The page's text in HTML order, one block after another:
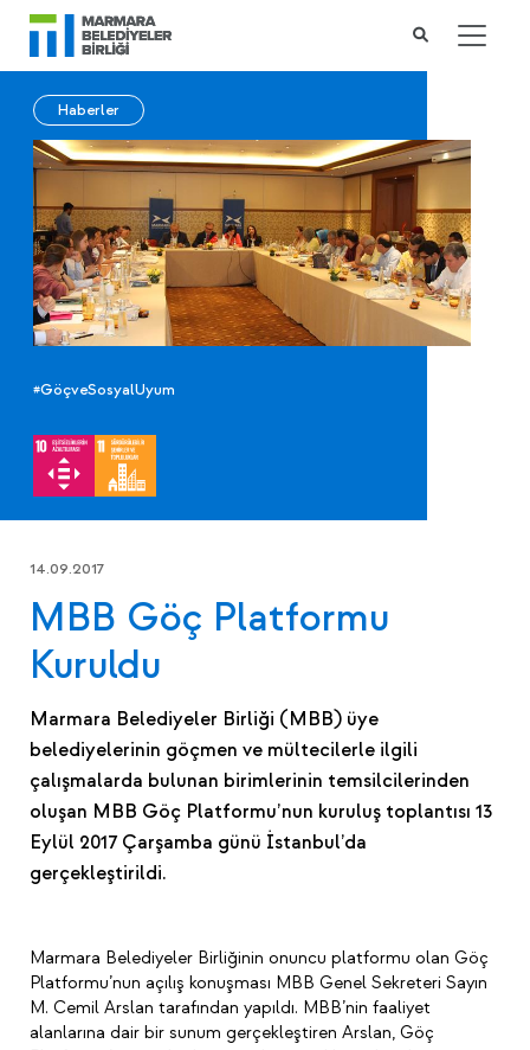
Haberler
#GöçveSosyalUyum
14.09.2017
MBB Göç Platformu
Kuruldu
Marmara Belediyeler Birliği (MBB) üye
belediyelerinin göçmen ve mültecilerle ilgili
çalışmalarda bulunan birimlerinin temsilcilerinden
oluşan MBB Göç Platformu’nun kuruluş toplantısı 13
Eylül 2017 Çarşamba günü İstanbul’da
gerçekleştirildi.
Marmara Belediyeler Birliğinin onuncu platformu olan Göç
Platformu’nun açılış konuşması MBB Genel Sekreteri Sayın
M. Cemil Arslan tarafından yapıldı. MBB’nin faaliyet
alanlarına dair bir sunum gerçekleştiren Arslan, Göç